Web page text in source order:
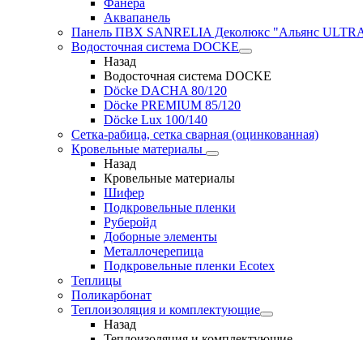
Фанера
Аквапанель
Панель ПВХ SANRELIA Деколюкс "Альянс
Водосточная система DOCKE
Назад
Водосточная система DOCKE
Döсkе DACHA 80/120
Döcke PREMIUM 85/120
Döсkе Luх 100/140
Сетка-рабица, сетка сварная (оцинкованная)
Кровельные материалы
Назад
Кровельные материалы
Шифер
Подкровельные пленки
Руберойд
Доборные элементы
Металлочерепица
Подкровельные пленки Ecotex
Теплицы
Поликарбонат
Теплоизоляция и комплектующие
Назад